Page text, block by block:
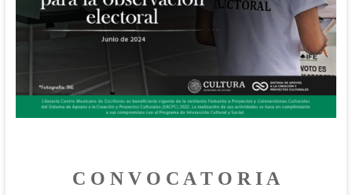
C O N V O C A T O R I A